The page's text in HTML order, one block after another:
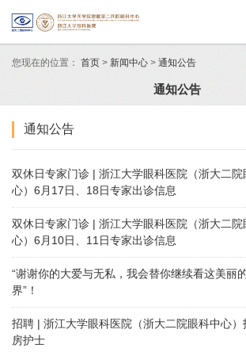
您现在的位置： 首页 > 新闻中心 > 通知公告
通知公告
通知公告
双休日专家门诊 | 浙江大学眼科医院（浙大二院
心）6月17日、18日专家出诊信息
双休日专家门诊 | 浙江大学眼科医院（浙大二院
心）6月10日、11日专家出诊信息
“谢谢你的大爱与无私，我会替你继续看这美丽
界”！
招聘 | 浙江大学眼科医院（浙大二院眼科中心）
房护士